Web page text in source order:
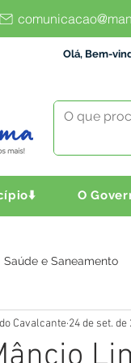
Olá, Bem-
O
Saúde e Saneamento
Infra, Obra e
Cavalcante 24 de set. de